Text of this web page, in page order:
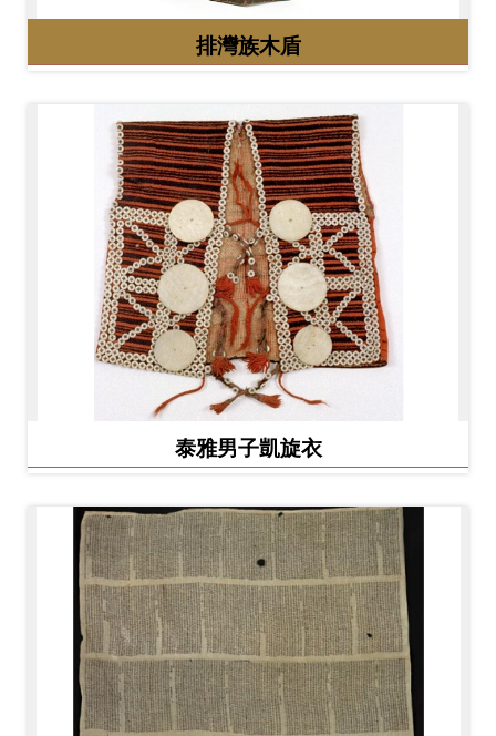
排灣族木盾
泰雅男子凱旋衣